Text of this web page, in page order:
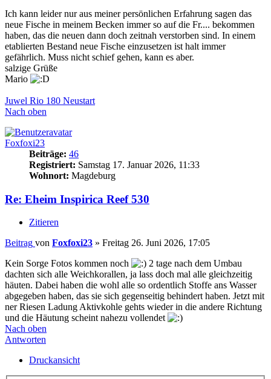
Ich kann leider nur aus meiner persönlichen Erfahrung sagen das
neue Fische in meinem Becken immer so auf die Fr.... bekommen
haben, das die neuen dann doch zeitnah verstorben sind. In einem
etablierten Bestand neue Fische einzusetzen ist halt immer
gefährlich. Muss nicht schief gehen, kann es aber.
salzige Grüße
Mario
Juwel Rio 180 Neustart
Nach oben
Foxfoxi23
Beiträge: 46
Registriert: Samstag 17. Januar 2026, 11:33
Wohnort: Magdeburg
Re: Eheim Inspirica Reef 530
Zitieren
Beitrag von Foxfoxi23 » Freitag 26. Juni 2026, 17:05
Kein Sorge Fotos kommen noch
2 tage nach dem Umbau
dachten sich alle Weichkorallen, ja lass doch mal alle gleichzeitig
häuten. Dabei haben die wohl alle so ordentlich Stoffe ans Wasser
abgegeben haben, das sie sich gegenseitig behindert haben. Jetzt mit
ner Riesen Ladung Aktivkohle gehts wieder in die andere Richtung
und die Häutung scheint nahezu vollendet
Nach oben
Antworten
Druckansicht